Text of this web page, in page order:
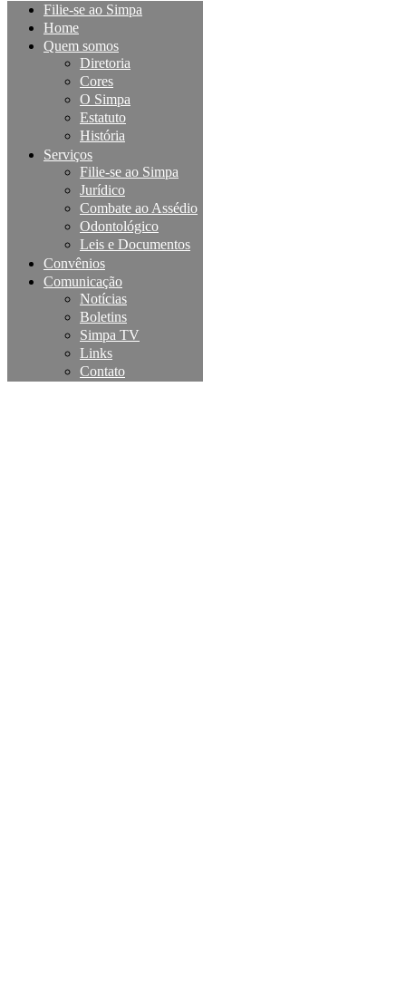
Filie-se ao Simpa
Home
Quem somos
Diretoria
Cores
O Simpa
Estatuto
História
Serviços
Filie-se ao Simpa
Jurídico
Combate ao Assédio
Odontológico
Leis e Documentos
Convênios
Comunicação
Notícias
Boletins
Simpa TV
Links
Contato